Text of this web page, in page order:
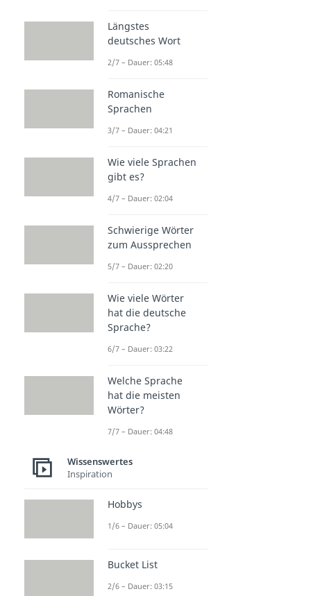
Längstes
deutsches Wort
2/7 – Dauer: 05:48
Romanische
Sprachen
3/7 – Dauer: 04:21
Wie viele Sprachen
gibt es?
4/7 – Dauer: 02:04
Schwierige Wörter
zum Aussprechen
5/7 – Dauer: 02:20
Wie viele Wörter
hat die deutsche
Sprache?
6/7 – Dauer: 03:22
Welche Sprache
hat die meisten
Wörter?
7/7 – Dauer: 04:48
Wissenswertes
Inspiration
Hobbys
1/6 – Dauer: 05:04
Bucket List
2/6 – Dauer: 03:15